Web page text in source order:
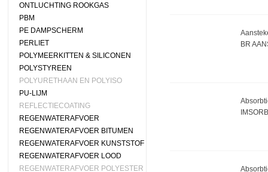
ONTLUCHTING ROOKGAS
PBM
PE DAMPSCHERM
PERLIET
POLYMEERKITTEN & SILICONEN
POLYSTYREEN
POLYURETHAAN EN POLYISO
PU-LIJM
REFLECTIECOATING
REGENWATERAFVOER
REGENWATERAFVOER BITUMEN
REGENWATERAFVOER KUNSTSTOF
REGENWATERAFVOER LOOD
REGENWATERAFVOER POLYESTER
BR